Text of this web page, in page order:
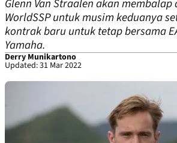
Glenn Van Straalen akan
WorldSSP untuk musim keduanya
kontrak baru untuk tetap bersama
Yamaha.
Derry Munikartono
Updated: 31 Mar 2022